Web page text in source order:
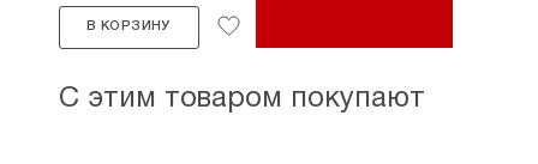
В КОРЗИНУ
С этим товаром покупают